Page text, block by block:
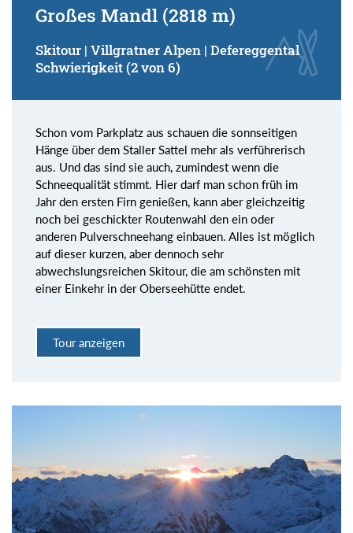
Großes Mandl (2818 m)
Skitour | Villgratner Alpen | Defereggental
Schwierigkeit (2 von 6)
Schon vom Parkplatz aus schauen die sonnseitigen
Hänge über dem Staller Sattel mehr als verführerisch
aus. Und das sind sie auch, zumindest wenn die
Schneequalität stimmt. Hier darf man schon früh im
Jahr den ersten Firn genießen, kann aber gleichzeitig
noch bei geschickter Routenwahl den ein oder
anderen Pulverschneehang einbauen. Alles ist möglich
auf dieser kurzen, aber dennoch sehr
abwechslungsreichen Skitour, die am schönsten mit
einer Einkehr in der Oberseehütte endet.
Tour anzeigen